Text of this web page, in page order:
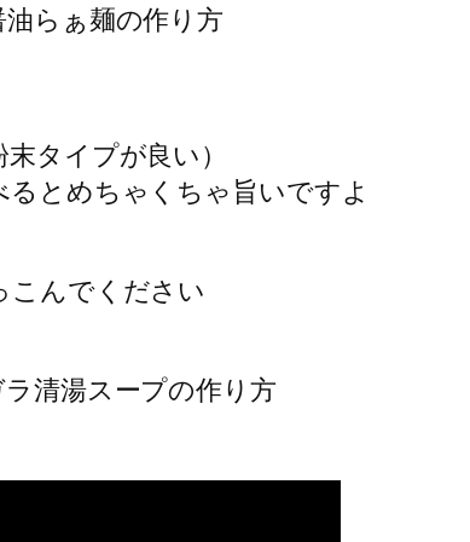
らぁ麺の作り方
タイプが良い）
とめちゃくちゃ旨いですよ
こんでください
清湯スープの作り方